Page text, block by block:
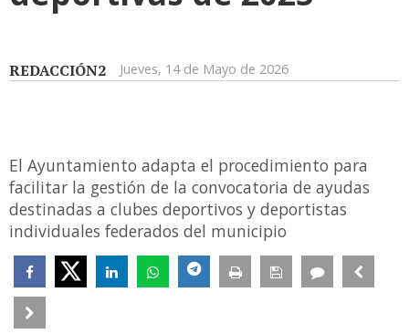
REDACCIÓN2 Jueves, 14 de Mayo de 2026
El Ayuntamiento adapta el procedimiento para
facilitar la gestión de la convocatoria de ayudas
destinadas a clubes deportivos y deportistas
individuales federados del municipio